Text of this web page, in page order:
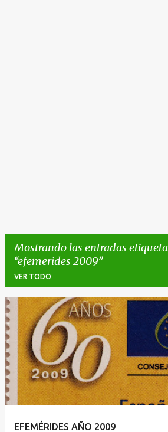
Mostrando las entradas
efemerides 2009
VER TODO
E
n
t
r
a
d
EFEMÉRIDES AÑO 2009